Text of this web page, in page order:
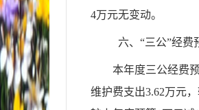
4万元无变动。
六、 “三公”经费
本年度三公经费
维护费支出3.62万元